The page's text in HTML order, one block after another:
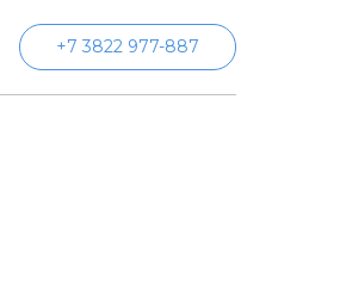
+7 3822 977-887